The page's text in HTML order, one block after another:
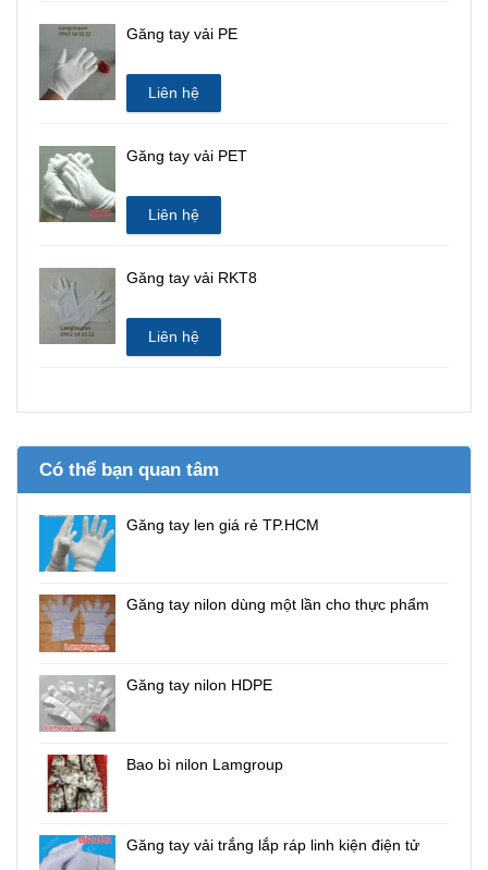
Găng tay vải PE
Liên hệ
Găng tay vải PET
Liên hệ
Găng tay vải RKT8
Liên hệ
Có thể bạn quan tâm
Găng tay len giá rẻ TP.HCM
Găng tay nilon dùng một lần cho thực phẩm
Găng tay nilon HDPE
Bao bì nilon Lamgroup
Găng tay vải trắng lắp ráp linh kiện điện tử